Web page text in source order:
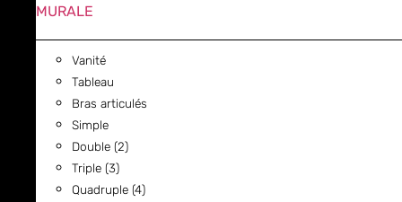
MURALE
Vanité
Tableau
Bras articulés
Simple
Double (2)
Triple (3)
Quadruple (4)